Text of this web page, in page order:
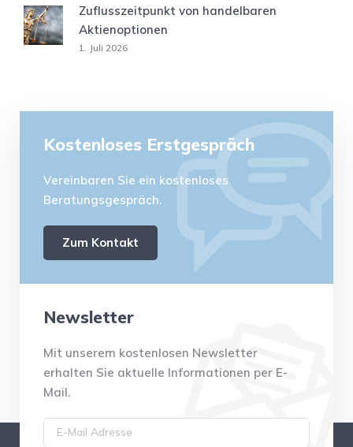
Zuflusszeitpunkt von handelbaren
Aktienoptionen
1. Juli 2026
Kostenloses Erstgespräch
Vereinbaren Sie ein kostenloses
Beratungsgespräch.
Zum Kontakt
Newsletter
Mit unserem kostenlosen Newsletter
erhalten Sie aktuelle Informationen per E-
Mail.